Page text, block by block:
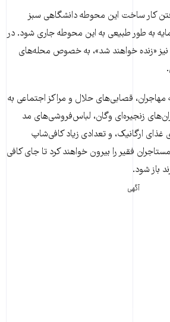
کار ساخت این محوطه دانشگاهی سبز
به طور طبیعی به این محوطه جاری شود. در
«زنده‌ خواهند شد»، به خصوص محله‌های
مهاجران، قصابی‌های حلال و مراکز اجتماعی به
زنجیره‌ای وگان، لباس‌فروشی‌های مد
ارگانیک، و تعدادی زیاد کافی‌شاپ
فقیر را بیرون خواهند کرد تا جای کافی
باز شود.
آگهی